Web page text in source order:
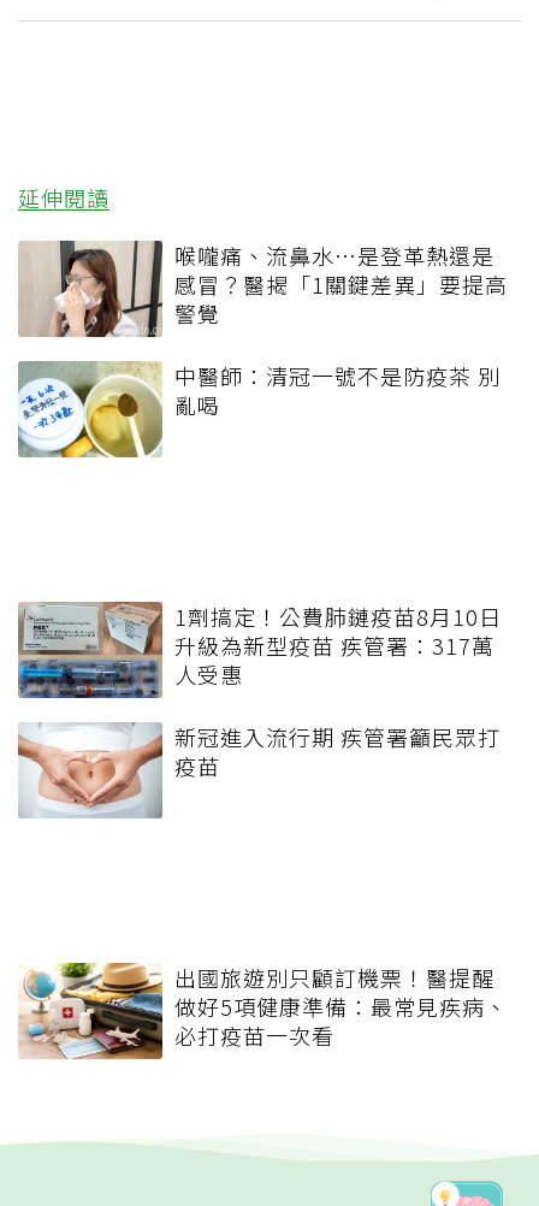
延伸閱讀
喉嚨痛、流鼻水⋯是登革熱還是
感冒？醫揭「1關鍵差異」要提高
警覺
中醫師：清冠一號不是防疫茶 別
亂喝
1劑搞定！公費肺鏈疫苗8月10日
升級為新型疫苗 疾管署：317萬
人受惠
新冠進入流行期 疾管署籲民眾打
疫苗
出國旅遊別只顧訂機票！醫提醒
做好5項健康準備：最常見疾病、
必打疫苗一次看